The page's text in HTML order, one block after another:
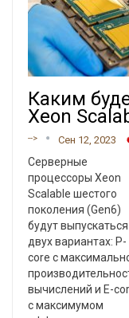
Каким
Xeon
--> Сен 12, 2023
Серверные
процессоры Xeon
Scalable шестого
поколения (Gen6)
будут
двух вариантах: P-
core с
вычислений и E-
с максимумом